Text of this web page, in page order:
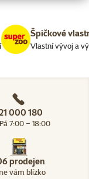
Špičkové
Vlastní vývoj a
000 180
7:00 – 18:00
prodejen
vám blízko